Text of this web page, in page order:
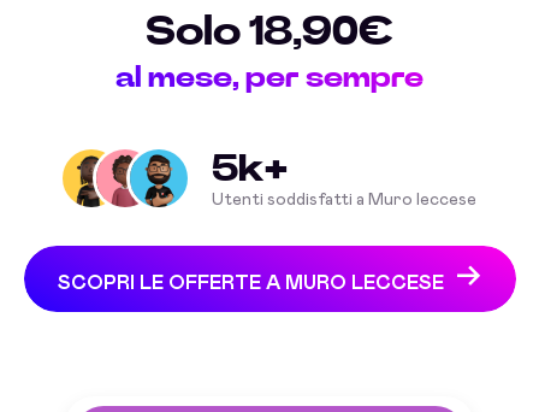
Solo 18,90€
al mese, per sempre
5k+
Utenti soddisfatti a Muro leccese
SCOPRI LE OFFERTE A MURO LECCESE